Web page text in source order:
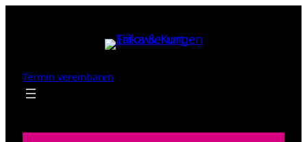
Termin vereinbaren